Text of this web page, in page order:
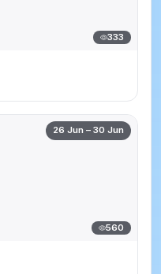
333
26 Jun – 30 Jun
560